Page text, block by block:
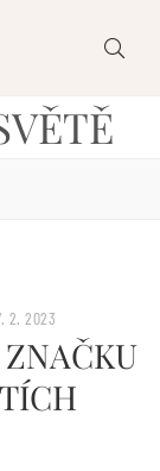
2. 2023